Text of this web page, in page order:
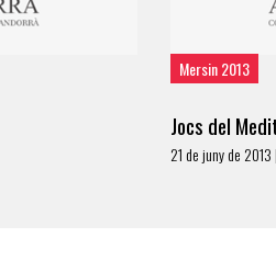
Mersin 2013
Jocs del
21 de juny de